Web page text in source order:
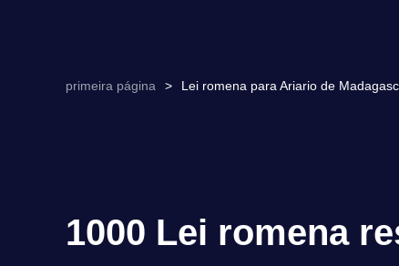
primeira página > Lei romena para Ariario de
1000 Lei romena